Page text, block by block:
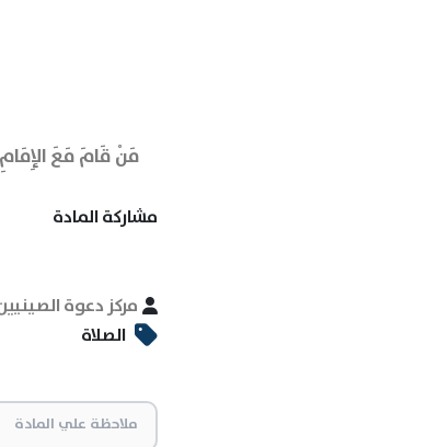
مَنْ قَامَ مَعَ
مشاركة المادة
مركز دعوة
الصلاة